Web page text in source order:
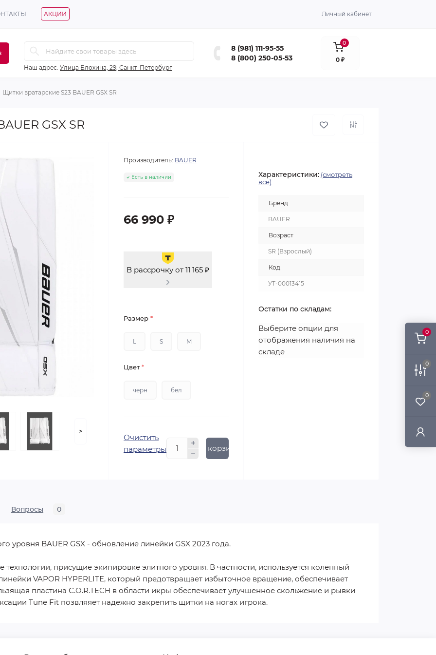
0
0
0
АКЦИИ Личный кабинет
Наш адрес: Улица Блохина, 29, Санкт-Петербург
8 (981) 111-95-55
8 (800) 250-05-53
0
0 ₽
Щитки вратарские S23 BAUER GSX SR
GSX SR
>
Производитель: BAUER
Есть в наличии
66 990 ₽
В рассрочку от 11 165 ₽
Размер *
L S M
Цвет*
черн бел
Очистить
параметры
В корзину
Характеристики: (смотреть
все)
Бренд
BAUER
Возраст
SR (Взрослый)
Код
УТ-00013415
Остатки по складам:
Выберите опции для
отображения наличия на
складе
Вопросы 0
уровня BAUER GSX - обновление линейки GSX 2023 года.
технологии, присущие экипировке элитного уровня. В частности, используется коленный
VAPOR HYPERLITE, который предотвращает избыточное вращение, обеспечивает
пластина С.O.R.TECH в области икры обеспечивает улучшенное скольжение и рывки
Tune Fit позвляяет надежно закрепить щитки на ногах игрока.